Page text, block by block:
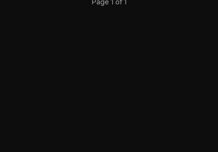
Page 1 of 1